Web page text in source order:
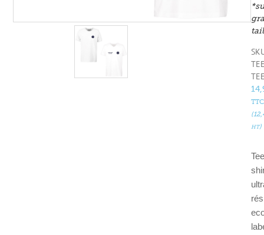
TTC
(
HT)